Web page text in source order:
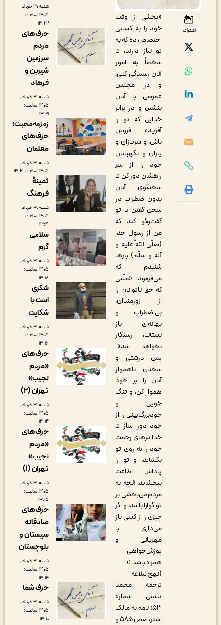
«بخشى از وقت
خود را به کسانى
اختصاص ده که به
تو نیاز دارند، تا
شخصاً به امور
آنان رسیدگى کنى،
و در مجلس
عمومى با آنان
بنشین و در برابر
خدایى که تو را
آفریده فروتن
باش، و سربازان و
یاران و نگهبانان
خود را از سر
راهشان دور کن تا
سخنگوى آنان
بدون اضطراب در
سخن گفتن با تو
گفت‌وگو کند که
من از رسول خدا
(صلّى اللّه علیه و
آله و سلّم) بارها
شنیدم که
مى‌فرمود: «ملّتى
که حق ناتوانان را
از زورمندان،
بى‌اضطراب و
بهانه‌اى باز
نستاند، رستگار
نخواهد شد».
پس درشتى و
سخنان ناهموار
آنان را بر خود
هموار کن، و تنگ
خویى و
خودبزرگ‌بینى را از
خود دور ساز تا
خدا درهاى رحمت
خود را به روى تو
بگشاید، و تو را
پاداش اطاعت
ببخشاید، آنچه به
مردم مى‌بخشى بر
تو گوارا باشد، و اگر
چیزى را از کسى باز
مى‌دارى با
مهربانى و
پوزش‌خواهى
همراه باشد.»
(نهج‌البلاغه
ترجمه محمد
دشتی. شماره
۵۳؛ نامه به مالک
اشتر، صص ۵۸۵ و
شنبه ۳۰ خرداد,
۱۴۰۵ | ساعت:
حرف‌های
مردم
سرزمین
شیرین و
شنبه ۳۰ خرداد,
۱۴۰۵ | ساعت:
زمزمه‌محبت؛
حرف‌های
معلمان
شنبه ۳۰ خرداد,
ثمینۀ
فرهنگ
شنبه ۳۰ خرداد,
۱۴۰۵ | ساعت:
سلامی
گرم
شنبه ۳۰ خرداد,
۱۴۰۵ | ساعت:
شکری
است با
شکایت
شنبه ۳۰ خرداد,
۱۴۰۵ | ساعت:
حرف‌های
«مردم
نجیب»
شنبه ۳۰ خرداد,
۱۴۰۵ | ساعت:
حرف‌های
«مردم
نجیب»
شنبه ۳۰ خرداد,
۱۴۰۵ | ساعت:
حرف‌های
صادقانه
سیستان و
بلوچستان
شنبه ۳۰ خرداد,
۱۴۰۵ | ساعت:
حرف شما
شنبه ۳۰ خرداد,
۱۴۰۵ | ساعت: